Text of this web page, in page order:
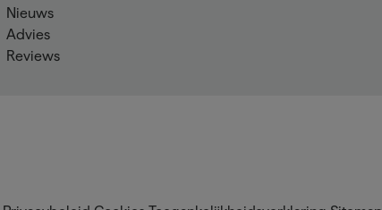
Nieuws
Advies
Reviews